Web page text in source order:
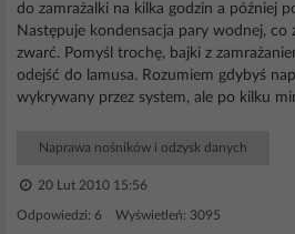
do zamrażalki na kilka godzin a później
Następuje kondensacja pary wodnej, co
zwarć. Pomyśl trochę, bajki z
odejść do lamusa. Rozumiem gdybyś
wykrywany przez system, ale po kilku
Naprawa nośników i odzysk danych
20 Lut 2010 15:56
Odpowiedzi: 6 Wyświetleń: 3095